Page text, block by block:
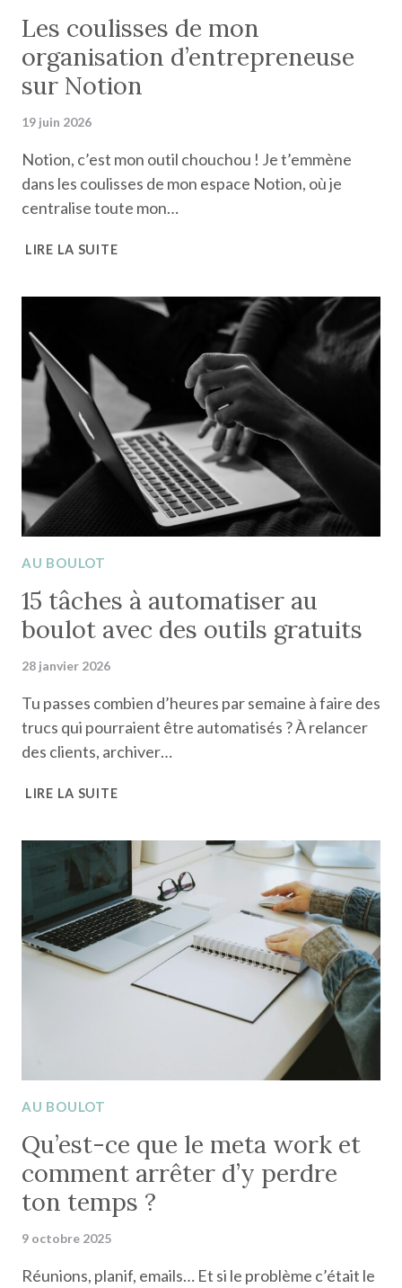
Les coulisses de mon
organisation d’entrepreneuse
sur Notion
19 juin 2026
Notion, c’est mon outil chouchou ! Je t’emmène
dans les coulisses de mon espace Notion, où je
centralise toute mon…
LIRE LA SUITELES
MON
ORGANISATION
D’ENTREPRENEUSE
NOTION
AU BOULOT
15 tâches à automatiser au
boulot avec des outils gratuits
28 janvier 2026
Tu passes combien d’heures par semaine à faire des
trucs qui pourraient être automatisés ? À relancer
des clients, archiver…
LIRE LA SUITE15
AUTOMATISER
AU
BOULOT
AVEC
DES
OUTILS
GRATUITS
AU BOULOT
Qu’est-ce que le meta work et
comment arrêter d’y perdre
ton temps ?
9 octobre 2025
Réunions, planif, emails… Et si le problème c’était le